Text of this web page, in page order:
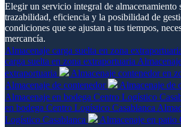
Elegir un servicio integral de almacenamiento
trazabilidad, eficiencia y la posibilidad de
condiciones que se ajustan a tus tiempos,
mercancía.
Almacenaje carga suelta en zona
carga suelta en zona extraportuaria
extraportuaria
Almacenaje contenedor en
Almacenaje de contenedor
Almacenaje de
Almacenaje en bodega Centro Logístico
en bodega Centro Logístico Casablanca
Logístico Casablanca
Almacenaje en